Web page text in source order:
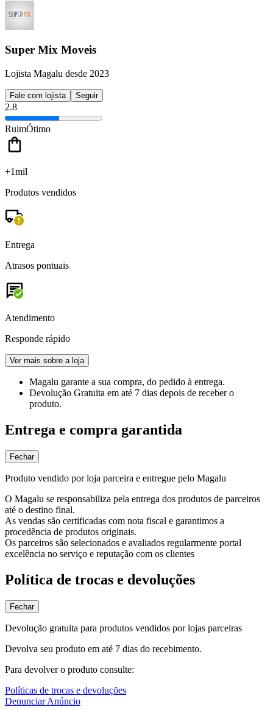
Super Mix Moveis
Lojista Magalu desde 2023
Fale com lojista Seguir
2.8
RuimÓtimo
+1mil
Produtos vendidos
Entrega
Atrasos pontuais
Atendimento
Responde rápido
Ver mais sobre a loja
Magalu garante a sua compra, do pedido à entrega.
Devolução Gratuita em até 7 dias depois de receber o
produto.
Entrega e compra garantida
Fechar
Produto vendido por loja parceira e entregue pelo Magalu
O Magalu se responsabiliza pela entrega dos produtos de parceiros
até o destino final.
As vendas são certificadas com nota fiscal e garantimos a
procedência de produtos originais.
Os parceiros são selecionados e avaliados regularmente portal
excelência no serviço e reputação com os clientes
Política de trocas e devoluções
Fechar
Devolução gratuita para produtos vendidos por lojas parceiras
Devolva seu produto em até 7 dias do recebimento.
Para devolver o produto consulte:
Políticas de trocas e devoluções
Denunciar Anúncio